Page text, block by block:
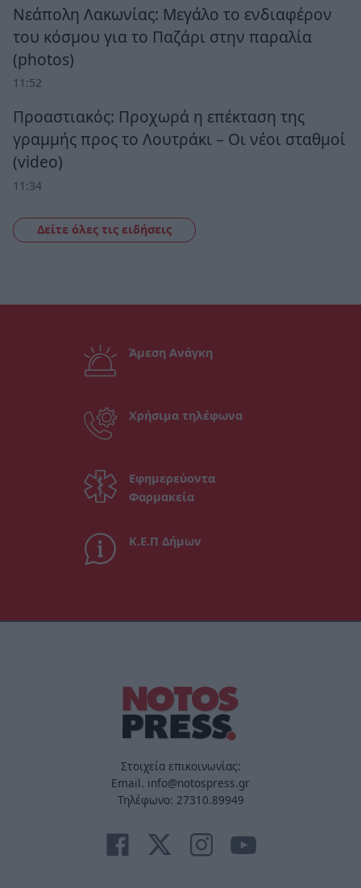
Νεάπολη Λακωνίας: Μεγάλο το ενδιαφέρον
του κόσμου για το Παζάρι στην παραλία
(photos)
11:52
Προαστιακός: Προχωρά η επέκταση της
γραμμής προς το Λουτράκι – Οι νέοι σταθμοί
(video)
11:34
Δείτε όλες τις ειδήσεις
Άμεση Ανάγκη
Χρήσιμα τηλέφωνα
Εφημερεύοντα
Φαρμακεία
Κ.Ε.Π Δήμων
Στοιχεία επικοινωνίας:
Email. info@notospress.gr
Τηλέφωνο: 27310.89949